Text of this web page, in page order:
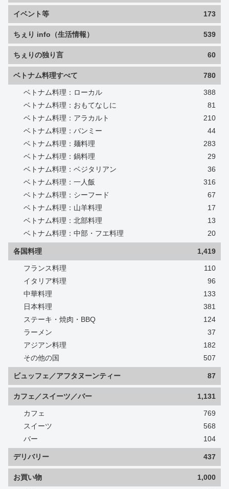
イベント等 173
ちぇり info（生活情報） 539
ちぇりの独り言 60
ベトナム料理すべて 780
ベトナム料理：ローカル
388
ベトナム料理：おもてなしに
81
ベトナム料理：アラカルト
210
ベトナム料理：バンミー
44
ベトナム料理：麺料理
283
ベトナム料理：鍋料理
29
ベトナム料理：ベジタリアン
36
ベトナム料理：一人飯
316
ベトナム料理：シーフード
67
ベトナム料理：山羊料理
17
ベトナム料理：北部料理
13
ベトナム料理：中部・フエ料理
20
各国料理 1,419
フランス料理
110
イタリア料理
96
中華料理
133
日本料理
381
ステーキ・焼肉・BBQ
124
ラーメン
37
アジアン料理
182
その他の国
507
ビュッフェ／アフタヌーンティー 87
カフェ／スイーツ／バー 1,131
カフェ
769
スイーツ
568
バー
104
デリバリー 437
お買い物 1,000